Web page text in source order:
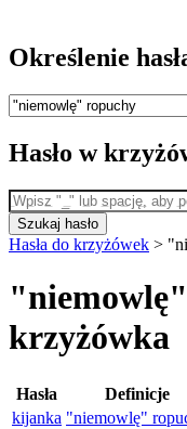
Określenie
Hasło w
Szukaj hasło
Hasła do krzyżówek >
krzyżówka
Hasła
Definicje
kijanka "niemowlę"